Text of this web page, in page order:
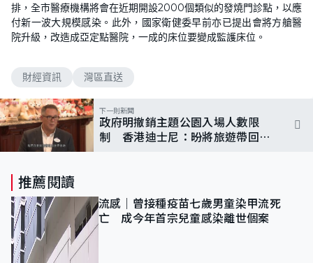
排，全市醫療機構將會在近期開設2000個類似的發燒門診點，以應
付新一波大規模感染。此外，國家衛健委早前亦已提出會將方艙醫
院升級，改造成亞定點醫院，一成的床位要變成監護床位。
財經資訊 灣區直送
下一則新聞
政府明撤銷主題公園入場人數限
制 香港迪士尼：昐將旅遊帶回香
推薦閱讀
流感｜曾接種疫苗七歲男童染甲流死
亡 成今年首宗兒童感染離世個案